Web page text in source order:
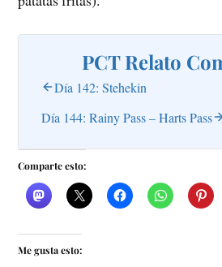
PCT Relato
Día 142: Stehekin
Día 144: Rainy Pass – Harts Pass
Comparte esto:
Me gusta esto: